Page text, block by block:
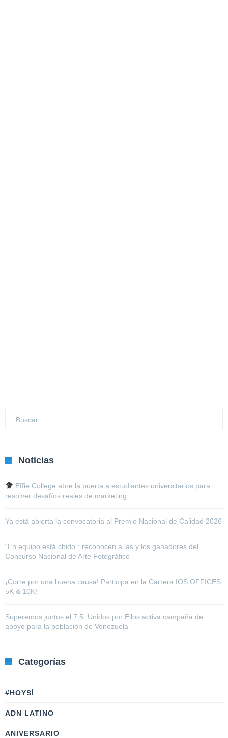
Noticias
Effie College abre la puerta a estudiantes universitarios para
resolver desafíos reales de marketing
Ya está abierta la convocatoria al Premio Nacional de Calidad 2026
“En equipo está chido”: reconocen a las y los ganadores del
Concurso Nacional de Arte Fotográfico
¡Corre por una buena causa! Participa en la Carrera IOS OFFICES
5K & 10K!
Superemos juntos el 7.5: Unidos por Ellos activa campaña de
apoyo para la población de Venezuela
Categorías
#HOYSÍ
ADN LATINO
ANIVERSARIO